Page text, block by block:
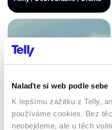
Nalaďte si web podle sebe
K lepšímu zážitku z Telly,
používáme cookies. Bez
neobejdeme, ale u těch